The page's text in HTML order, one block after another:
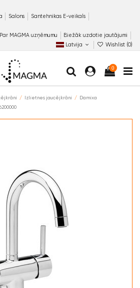
Salons
Santehnikas E-veikals
Par MAGMA uzņēmumu
Biežāk uzdotie jautājumi
Latvija
Wishlist (0)
0
Izlietnes jaucējkrāni
Damixa